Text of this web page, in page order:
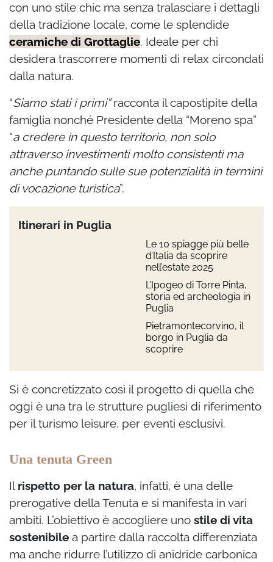
con uno stile chic ma senza tralasciare i dettagli
della tradizione locale, come le splendide
ceramiche di Grottaglie. Ideale per chi
desidera trascorrere momenti di relax circondati
dalla natura.
“Siamo stati i primi”racconta il capostipite della
famiglia nonché Presidente della “Moreno spa”
“a credere in questo territorio, non solo
attraverso investimenti molto consistenti ma
anche puntando sulle sue potenzialità in termini
di vocazione turistica”.
Itinerari in Puglia
Le 10 spiagge più belle
d’Italia da scoprire
nell’estate 2025
L’Ipogeo di Torre Pinta,
storia ed archeologia in
Puglia
Pietramontecorvino, il
borgo in Puglia da
scoprire
Si è concretizzato così il progetto di quella che
oggi è una tra le strutture pugliesi di riferimento
per il turismo leisure, per eventi esclusivi.
Una tenuta Green
Il rispetto per la natura, infatti, è una delle
prerogative della Tenuta e si manifesta in vari
ambiti. L’obiettivo è accogliere uno stile di vita
sostenibile a partire dalla raccolta differenziata
ma anche ridurre l’utilizzo di anidride carbonica